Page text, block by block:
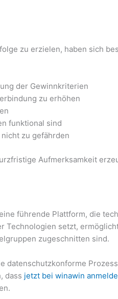
zu erzielen, haben sich
der Gewinnkriterien
zu erhöhen
funktional sind
zu gefährden
Aufmerksamkeit
führende Plattform, die
Technologien setzt,
zugeschnitten sind.
dass jetzt bei winawin